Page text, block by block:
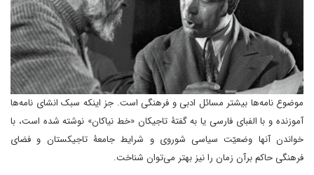
موضوع نامه‌ها بیشتر مسائل ادبی و فرهنگی است. جز اینکه سبک انشای نامه‌ها
آموزنده و با الفبای فارسی یا به گفتۀ تاجیکان «خط نیاکان» نوشته شده است، با
خواندن آنها وضعیّت سیاسی شوروی و شرایط جامعۀ تاجیکستان و فضای
فرهنگی حاکم برآن زمان را نیز بهتر می‌توان شناخت.